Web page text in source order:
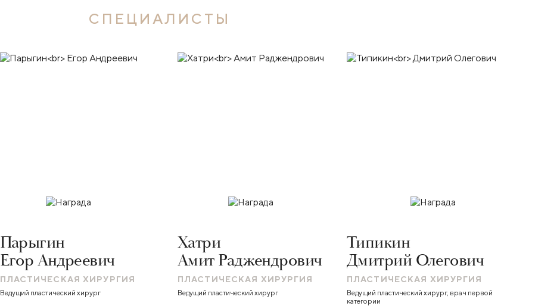
СПЕЦИАЛИСТЫ
Парыгин
Егор Андреевич
ПЛАСТИЧЕСКАЯ ХИРУРГИЯ
Ведущий пластический хирург
Хатри
Амит Раджендрович
ПЛАСТИЧЕСКАЯ ХИРУРГИЯ
Ведущий пластический хирург
Типикин
Дмитрий Олегович
ПЛАСТИЧЕСКАЯ ХИРУРГИЯ
Ведущий пластический хирург, врач первой
категории